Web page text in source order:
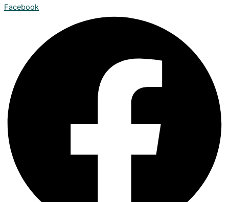
Facebook